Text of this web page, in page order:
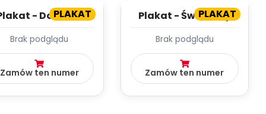
PLAKAT
- Dookoła
Brak podglądu
Zamów ten numer
PLAKAT
Plakat - Światowy
Brak podglądu
Zamów ten numer